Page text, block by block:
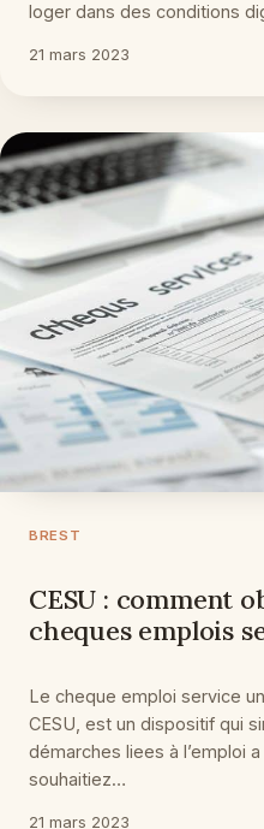
loger dans des conditions
21 mars 2023
BREST
CESU : comment
cheques emplois
Le cheque emploi service
CESU, est un dispositif qui
démarches liees à l’emploi
souhaitiez…
21 mars 2023